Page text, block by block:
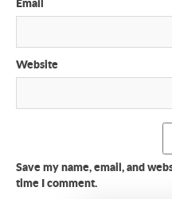
Website
Save my name, email, and
time I comment.